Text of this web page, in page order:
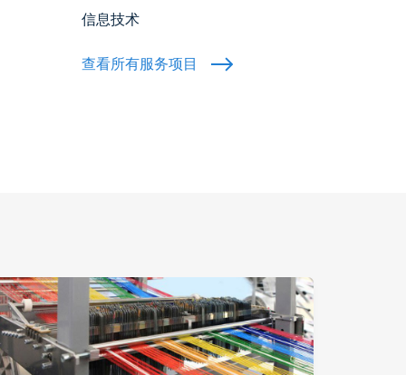
信息技术
查看所有服务项目